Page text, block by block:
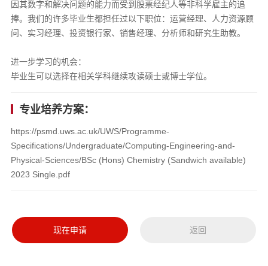
因其数字和解决问题的能力而受到股票经纪人等非科学雇主的追
捧。我们的许多毕业生都担任过以下职位：运营经理、人力资源顾
问、实习经理、投资银行家、销售经理、分析师和研究生助教。
进一步学习的机会：
毕业生可以选择在相关学科继续攻读硕士或博士学位。
专业培养方案：
https://psmd.uws.ac.uk/UWS/Programme-
Specifications/Undergraduate/Computing-Engineering-and-
Physical-Sciences/BSc (Hons) Chemistry (Sandwich available)
2023 Single.pdf
现在申请 返回